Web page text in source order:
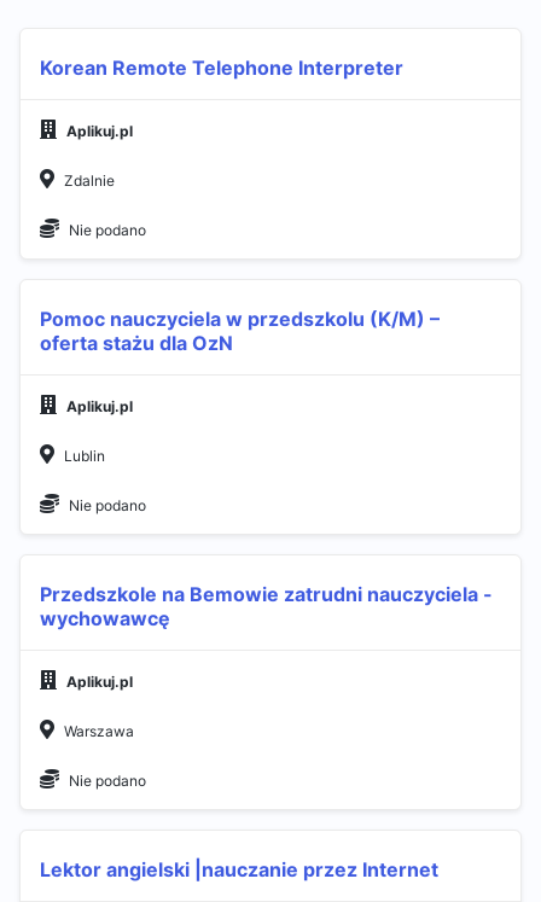
Korean Remote Telephone Interpreter
Aplikuj.pl
Zdalnie
Nie podano
Pomoc nauczyciela w przedszkolu (K/M) –
oferta stażu dla OzN
Aplikuj.pl
Lublin
Nie podano
Przedszkole na Bemowie zatrudni nauczyciela -
wychowawcę
Aplikuj.pl
Warszawa
Nie podano
Lektor angielski |nauczanie przez Internet